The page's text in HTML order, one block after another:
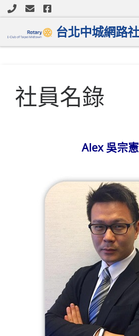
Skip to content
台北中城網路社
社員名錄
Alex 吳宗憲